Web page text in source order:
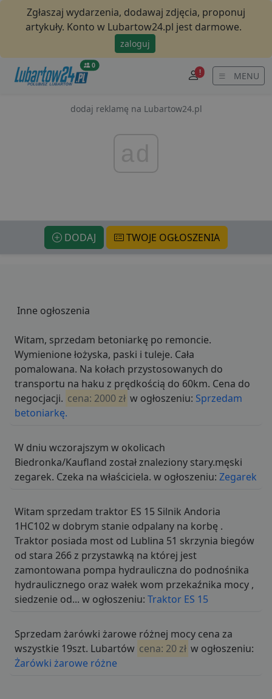
Zgłaszaj wydarzenia, dodawaj zdjęcia, proponuj
artykuły. Konto w Lubartow24.pl jest darmowe.
zaloguj
0
! MENU
dodaj reklamę na Lubartow24.pl
DODAJ TWOJE OGŁOSZENIA
Inne ogłoszenia
Witam, sprzedam betoniarkę po remoncie.
Wymienione łożyska, paski i tuleje. Cała
pomalowana. Na kołach przystosowanych do
transportu na haku z prędkością do 60km. Cena do
negocjacji. cena: 2000 zł w ogłoszeniu: Sprzedam
betoniarkę.
W dniu wczorajszym w okolicach
Biedronka/Kaufland został znaleziony stary.męski
zegarek. Czeka na właściciela. w ogłoszeniu: Zegarek
Witam sprzedam traktor ES 15 Silnik Andoria
1HC102 w dobrym stanie odpalany na korbę .
Traktor posiada most od Lublina 51 skrzynia biegów
od stara 266 z przystawką na której jest
zamontowana pompa hydrauliczna do podnośnika
hydraulicznego oraz wałek wom przekaźnika mocy ,
siedzenie od... w ogłoszeniu: Traktor ES 15
Sprzedam żarówki żarowe różnej mocy cena za
wszystkie 19szt. Lubartów cena: 20 zł w ogłoszeniu:
Żarówki żarowe różne